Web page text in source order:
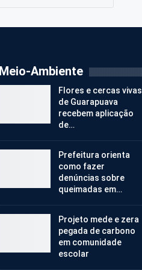
Meio-Ambiente
Flores e cercas vivas
de Guarapuava
recebem aplicação
de…
Prefeitura orienta
como fazer
denúncias sobre
queimadas em…
Projeto mede e zera
pegada de carbono
em comunidade
escolar